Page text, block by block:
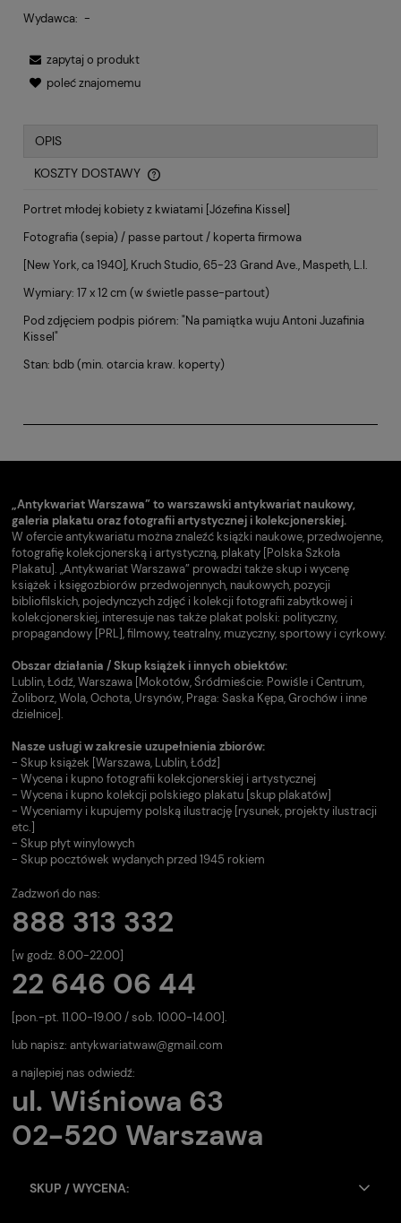
Wydawca: -
zapytaj o produkt
poleć znajomemu
OPIS
KOSZTY DOSTAWY
CENA NIE ZAWIERA EWENTUALNYCH KOSZTÓW PŁATNOŚCI
Portret młodej kobiety z kwiatami [Józefina Kissel]
Fotografia (sepia) / passe partout / koperta firmowa
[New York, ca 1940], Kruch Studio, 65-23 Grand Ave., Maspeth, L.I.
Wymiary: 17 x 12 cm (w świetle passe-partout)
Pod zdjęciem podpis piórem: "Na pamiątka wuju Antoni Juzafinia
Kissel"
Stan: bdb (min. otarcia kraw. koperty)
„Antykwariat Warszawa” to warszawski antykwariat naukowy,
galeria plakatu oraz fotografii artystycznej i kolekcjonerskiej.
W ofercie antykwariatu można znaleźć książki naukowe, przedwojenne,
fotografię kolekcjonerską i artystyczną, plakaty [Polska Szkoła
Plakatu]. „Antykwariat Warszawa” prowadzi także skup i wycenę
książek i księgozbiorów przedwojennych, naukowych, pozycji
bibliofilskich, pojedynczych zdjęć i kolekcji fotografii zabytkowej i
kolekcjonerskiej, interesuje nas także plakat polski: polityczny,
propagandowy [PRL], filmowy, teatralny, muzyczny, sportowy i cyrkowy.
Obszar działania / Skup książek i innych obiektów:
Lublin, Łódź, Warszawa [Mokotów, Śródmieście: Powiśle i Centrum,
Żoliborz, Wola, Ochota, Ursynów, Praga: Saska Kępa, Grochów i inne
dzielnice].
Nasze usługi w zakresie uzupełnienia zbiorów:
- Skup książek [Warszawa, Lublin, Łódź]
- Wycena i kupno fotografii kolekcjonerskiej i artystycznej
- Wycena i kupno kolekcji polskiego plakatu [skup plakatów]
- Wyceniamy i kupujemy polską ilustrację [rysunek, projekty ilustracji
etc.]
- Skup płyt winylowych
- Skup pocztówek wydanych przed 1945 rokiem
Zadzwoń do nas:
888 313 332
[w godz. 8.00-22.00]
22 646 06 44
[pon.-pt. 11.00-19.00 / sob. 10.00-14.00].
lub napisz: antykwariatwaw@gmail.com
a najlepiej nas odwiedź:
ul. Wiśniowa 63
02-520 Warszawa
SKUP / WYCENA: